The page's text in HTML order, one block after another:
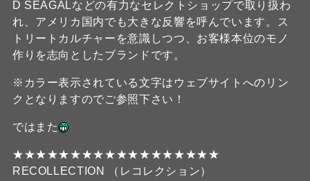
D SEAGALなどの有力なセレクトショップで取り扱わ
れ、アメリカ国内でも大きな反響を呼んでいます。ス
トリートカルチャーを意識しつつ、お客様本位のモノ
作りを志向としたブランドです。
※カラー表示されている文字はウェブサイトへのリン
クとなりますのでご参照下さい！
ではまた
★★★★★★★★★★★★★★★★★★
RECOLLECTION （レコレクション）